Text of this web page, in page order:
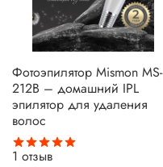
Фотоэпилятор Mismon MS-
212B – домашний IPL
эпилятор для удаления
волос
1 отзыв